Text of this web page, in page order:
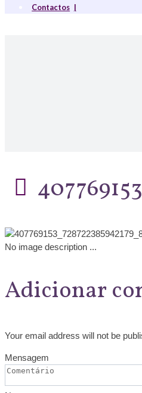
Contactos
No image description ...
Adicionar
Your email address will not be
Mensagem